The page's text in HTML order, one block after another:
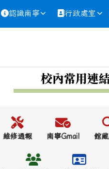
認識南寧 行政處室
校內常用連
維修通報 南寧Gmail 館